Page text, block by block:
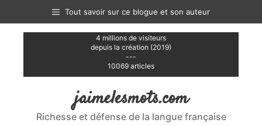
contenu
Tout savoir sur ce blogue et son auteur
4 millions de visiteurs
depuis la création (2019)
---
10069 articles
jaimelesmots.com
Richesse et défense de la langue française